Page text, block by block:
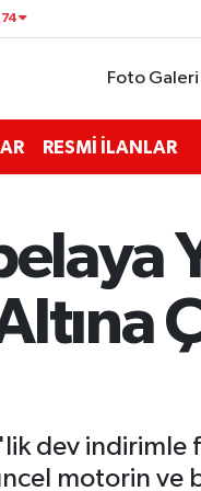
Foto Galeri
RESMİ İLANLAR
dev indirimle
motorin ve